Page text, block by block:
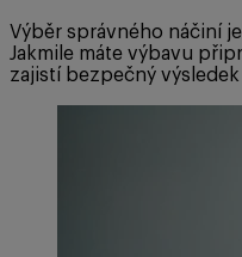
Výběr správného náčiní
Jakmile máte výbavu
zajistí bezpečný